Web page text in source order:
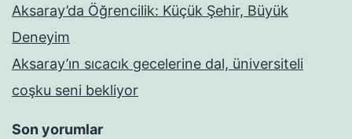
Aksaray’da Öğrencilik: Küçük Şehir, Büyük
Deneyim
Aksaray’ın sıcacık gecelerine dal, üniversiteli
coşku seni bekliyor
Son yorumlar